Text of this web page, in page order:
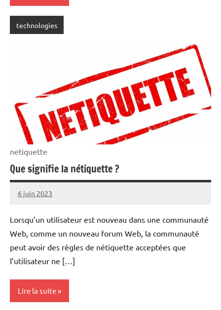
technologies
netiquette
Que signifie la nétiquette ?
6 juin 2023
rédaction
Lorsqu’un utilisateur est nouveau dans une communauté
Web, comme un nouveau forum Web, la communauté
peut avoir des règles de nétiquette acceptées que
l’utilisateur ne […]
Lire la suite